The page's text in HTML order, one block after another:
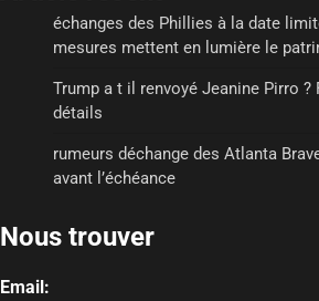
échanges des Phillies à la date
mesures mettent en lumière le
Trump a t il renvoyé Jeanine Pirro ?
détails
rumeurs déchange des Atlanta
avant l’échéance
Nous trouver
Email: